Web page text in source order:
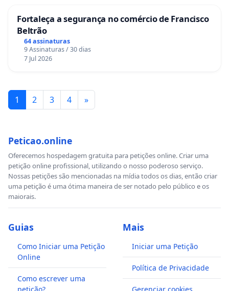
Fortaleça a segurança no comércio de Francisco
Beltrão
64 assinaturas
9 Assinaturas / 30 dias
7 Jul 2026
1 2 3 4 »
Peticao.online
Oferecemos hospedagem gratuita para petições online. Criar uma
petição online profissional, utilizando o nosso poderoso serviço.
Nossas petições são mencionadas na mídia todos os dias, então criar
uma petição é uma ótima maneira de ser notado pelo público e os
maiorais.
Guias
Como Iniciar uma Petição
Online
Como escrever uma
Mais
Iniciar uma Petição
Política de Privacidade